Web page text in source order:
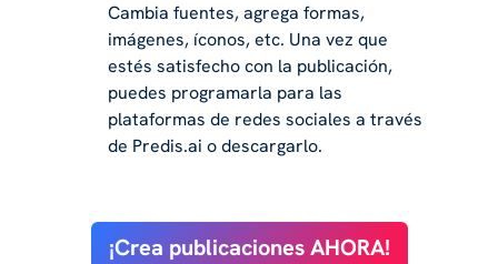
Cambia fuentes, agrega formas,
imágenes, íconos, etc. Una vez que
estés satisfecho con la publicación,
puedes programarla para las
plataformas de redes sociales a través
de Predis.ai o descargarlo.
¡Crea publicaciones AHORA!